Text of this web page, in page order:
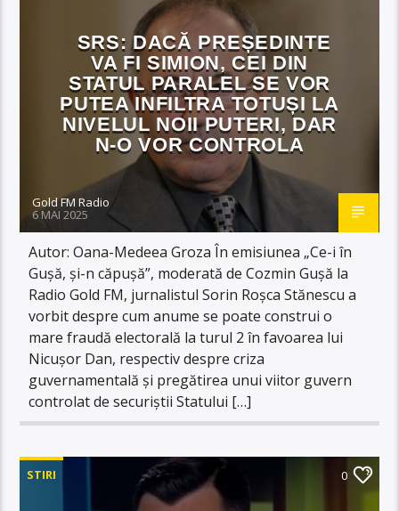
SRS: DACĂ PREȘEDINTE
VA FI SIMION, CEI DIN
STATUL PARALEL SE VOR
PUTEA INFILTRA TOTUȘI LA
NIVELUL NOII PUTERI, DAR
N-O VOR CONTROLA
Gold FM Radio
6 MAI 2025
Autor: Oana-Medeea Groza În emisiunea „Ce-i în
Gușă, și-n căpușă”, moderată de Cozmin Gușă la
Radio Gold FM, jurnalistul Sorin Roșca Stănescu a
vorbit despre cum anume se poate construi o
mare fraudă electorală la turul 2 în favoarea lui
Nicușor Dan, respectiv despre criza
guvernamentală și pregătirea unui viitor guvern
controlat de securiștii Statului […]
STIRI 0